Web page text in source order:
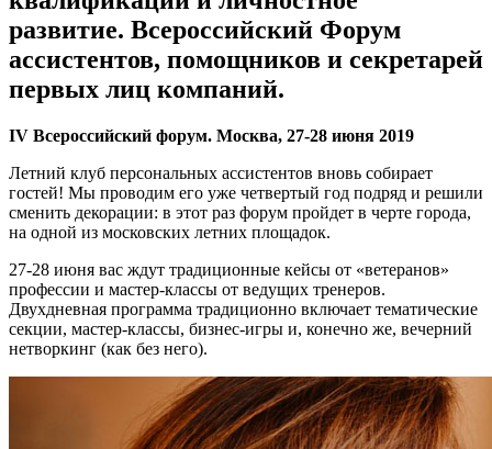
развитие. Всероссийский Форум
ассистентов, помощников и секретарей
первых лиц компаний.
IV Всероссийский форум. Москва, 27-28 июня 2019
Летний клуб персональных ассистентов вновь собирает
гостей! Мы проводим его уже четвертый год подряд и решили
сменить декорации: в этот раз форум пройдет в черте города,
на одной из московских летних площадок.
27-28 июня вас ждут традиционные кейсы от «ветеранов»
профессии и мастер-классы от ведущих тренеров.
Двухдневная программа традиционно включает тематические
секции, мастер-классы, бизнес-игры и, конечно же, вечерний
нетворкинг (как без него).